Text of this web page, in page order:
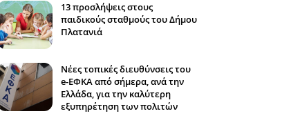
13 προσλήψεις στους
παιδικούς σταθμούς του Δήμου
Πλατανιά
Νέες τοπικές διευθύνσεις του
e-ΕΦΚΑ από σήμερα, ανά την
Ελλάδα, για την καλύτερη
εξυπηρέτηση των πολιτών